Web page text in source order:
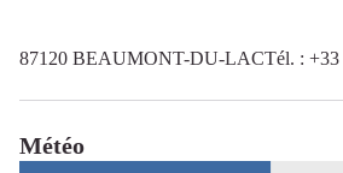
87120 BEAUMONT-DU-LACTél. : +33
Météo